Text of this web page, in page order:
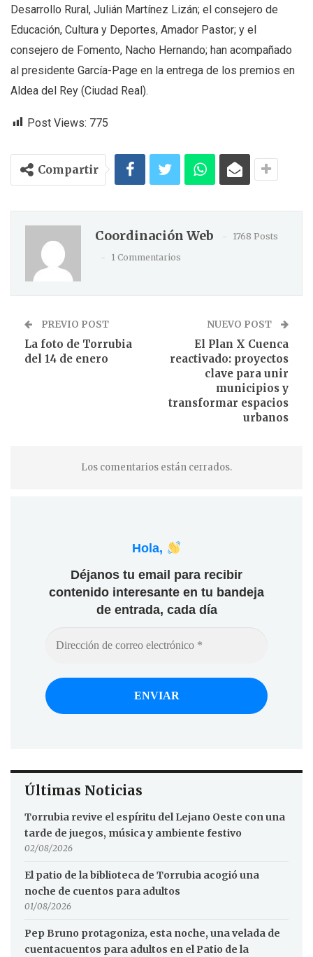
Desarrollo Rural, Julián Martínez Lizán; el consejero de
Educación, Cultura y Deportes, Amador Pastor; y el
consejero de Fomento, Nacho Hernando; han acompañado
al presidente García-Page en la entrega de los premios en
Aldea del Rey (Ciudad Real).
Post Views: 775
Compartir
Coordinación Web
1768 Posts
1 Commentarios
PREVIO POST
La foto de Torrubia
del 14 de enero
NUEVO POST
El Plan X Cuenca
reactivado: proyectos
clave para unir
municipios y
transformar espacios
urbanos
Los comentarios están cerrados.
Hola,
Déjanos tu email para recibir
contenido interesante en tu bandeja
de entrada, cada día
Últimas Noticias
Torrubia revive el espíritu del Lejano Oeste con una
tarde de juegos, música y ambiente festivo
02/08/2026
El patio de la biblioteca de Torrubia acogió una
noche de cuentos para adultos
01/08/2026
Pep Bruno protagoniza, esta noche, una velada de
cuentacuentos para adultos en el Patio de la